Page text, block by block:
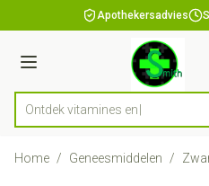
Ga naar de inhoudApothekersadvies
Menu
Product, merk, categorie...
Ontdek vit
Home / Geneesmiddelen /